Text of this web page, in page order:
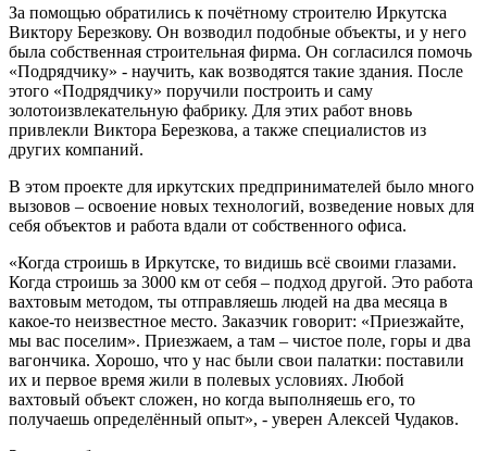
За помощью обратились к почётному строителю Иркутска
Виктору Березкову. Он возводил подобные объекты, и у него
была собственная строительная фирма. Он согласился помочь
«Подрядчику» - научить, как возводятся такие здания. После
этого «Подрядчику» поручили построить и саму
золотоизвлекательную фабрику. Для этих работ вновь
привлекли Виктора Березкова, а также специалистов из
других компаний.
В этом проекте для иркутских предпринимателей было много
вызовов – освоение новых технологий, возведение новых для
себя объектов и работа вдали от собственного офиса.
«Когда строишь в Иркутске, то видишь всё своими глазами.
Когда строишь за 3000 км от себя – подход другой. Это работа
вахтовым методом, ты отправляешь людей на два месяца в
какое-то неизвестное место. Заказчик говорит: «Приезжайте,
мы вас поселим». Приезжаем, а там – чистое поле, горы и два
вагончика. Хорошо, что у нас были свои палатки: поставили
их и первое время жили в полевых условиях. Любой
вахтовый объект сложен, но когда выполняешь его, то
получаешь определённый опыт», - уверен Алексей Чудаков.